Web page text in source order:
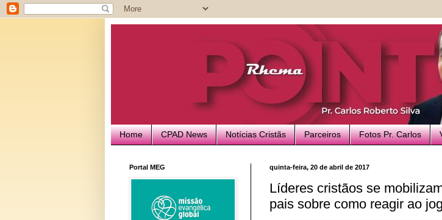
Home CPAD News Notícias Cristãs Parceiros Fotos Pr. Carlos
quinta-feira, 20 de abril de 2017
Líderes cristãos se
pais sobre como reagir ao
Portal MEG